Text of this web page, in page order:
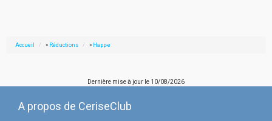
Accueil » Réductions » Happ-e
Dernière mise à jour le 10/08/2026
A propos de CeriseClub